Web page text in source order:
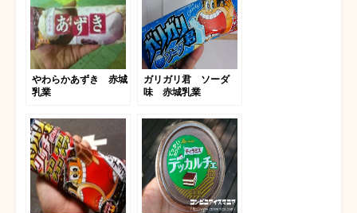
やわらかあずき 赤城
乳業
ガリガリ君 ソーダ
味 赤城乳業